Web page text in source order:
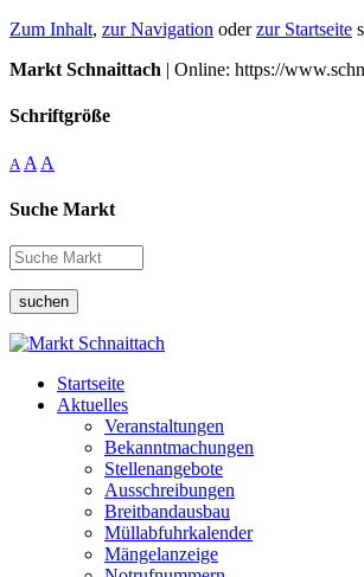
Zum Inhalt, zur Navigation oderzur Startseite
Markt Schnaittach | Online: https://
Schriftgröße
A A A
Suche Markt
suchen
Startseite
Aktuelles
Veranstaltungen
Bekanntmachungen
Stellenangebote
Ausschreibungen
Breitbandausbau
Müllabfuhrkalender
Mängelanzeige